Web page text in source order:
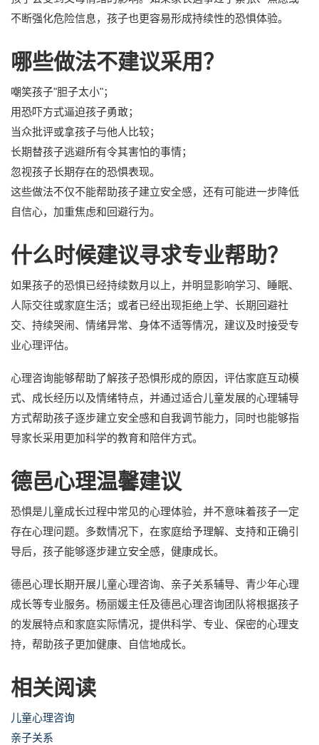
不断强化危险信息，孩子也更容易形成持续性的恐惧体验。
哪些做法不建议采用？
嘲笑孩子"胆子太小"；
用恐吓方式逼迫孩子勇敢；
当众批评或拿孩子与他人比较；
长期替孩子逃避所有令其害怕的事情；
忽视孩子长期存在的恐惧表现。
这些做法不仅不能帮助孩子建立安全感，还有可能进一步降低
自信心，加重焦虑和回避行为。
什么时候建议寻求专业帮助？
如果孩子的恐惧已经持续数月以上，并明显影响学习、睡眠、
人际交往或家庭生活；或者已经出现拒绝上学、长期回避社
交、持续哭闹、情绪异常、身体不适等情况，建议及时接受专
业心理评估。
心理咨询能够帮助了解孩子恐惧形成的原因，评估家庭互动模
式、成长经历以及情绪特点，并通过适合儿童发展的心理辅导
方式帮助孩子逐步建立安全感和自我调节能力，同时也能够指
导家长采用更加科学的教育和陪伴方式。
德邑心理温馨建议
恐惧是儿童成长过程中常见的心理体验，并不意味着孩子一定
存在心理问题。多数情况下，在家庭给予理解、支持和正确引
导后，孩子能够逐步建立安全感，健康成长。
德邑心理长期开展儿童心理咨询、亲子关系辅导、青少年心理
成长等专业服务。杨丽媛主任及德邑心理咨询团队将根据孩子
的发展特点和家庭实际情况，提供科学、专业、保密的心理支
持，帮助孩子更加健康、自信地成长。
相关阅读
儿童心理咨询
亲子关系